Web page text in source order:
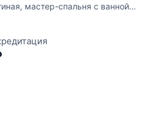
мастер-спальня с ванной
4 спальни, гостевой с/у с
входе, постирочная, Спа-зона с
с/у, сауна, хаммам; гараж